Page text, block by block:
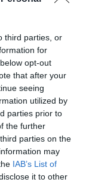
third parties, or
for
opt-out
that after your
seeing
utilized by
parties prior to
the further
parties on the
may
IAB’s List of
it to other
nie tylko
kuchnią
oryginalnej
tym warto
miasto,
Wezuwiusz.
wybrzeża
i